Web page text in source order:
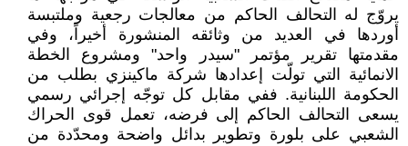
يروّج له التحالف الحاكم من معالجات رجعية وملتبسة
أوردها في العديد من وثائقه المنشورة أخيراً، وفي
مقدمتها تقرير مؤتمر "سيدر واحد" ومشروع الخطة
الانمائية التي تولّت إعدادها شركة ماكينزي بطلب من
الحكومة اللبنانية. ففي مقابل كل توجّه إجرائي رسمي
يسعى التحالف الحاكم إلى فرضه، تعمل قوى الحراك
الشعبي على بلورة وتطوير بدائل واضحة ومحدّدة من